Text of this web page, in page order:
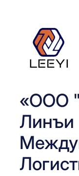
содержимому
«ООО
Линъи